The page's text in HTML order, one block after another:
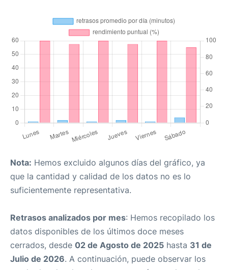
Nota: Hemos excluido algunos días del gráfico, ya
que la cantidad y calidad de los datos no es lo
suficientemente representativa.
Retrasos analizados por mes: Hemos recopilado los
datos disponibles de los últimos doce meses
cerrados, desde 02 de Agosto de 2025 hasta 31 de
Julio de 2026. A continuación, puede observar los